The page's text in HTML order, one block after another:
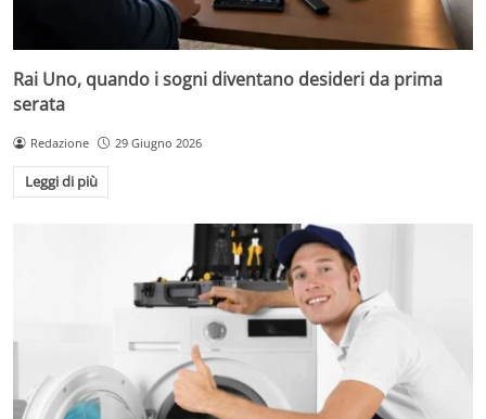
Rai Uno, quando i sogni diventano desideri da prima
serata
Redazione 29 Giugno 2026
Leggi di più